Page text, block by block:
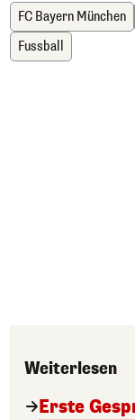
FC Bayern München
Fussball
Weiterlesen
Erste